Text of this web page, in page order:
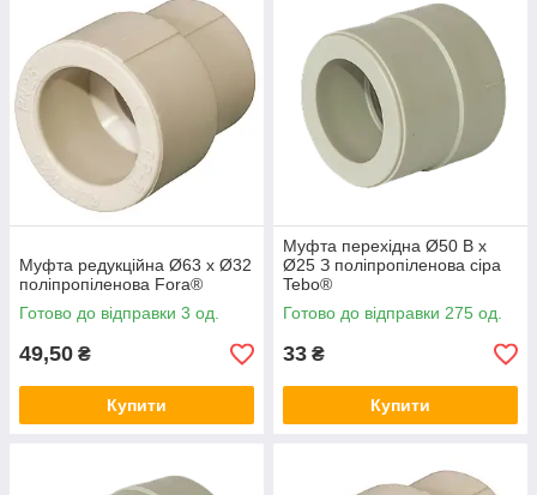
Муфта редукційна Ø63 х Ø32
поліпропіленова Fora®
Готово до відправки 3 од.
49,50 ₴
Купити
Муфта перехідна Ø50 В х
Ø25 З поліпропіленова сіра
Tebo®
Готово до відправки 275 од.
33 ₴
Купити